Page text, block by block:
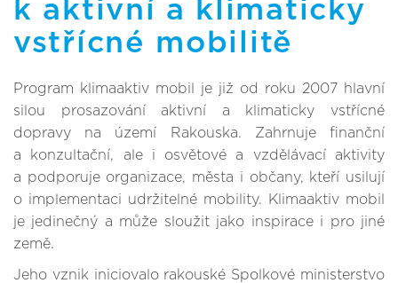
k aktivní a klimaticky
vstřícné mobilitě
Program klimaaktiv mobil je již od roku 2007 hlavní
silou prosazování aktivní a klimaticky vstřícné
dopravy na území Rakouska. Zahrnuje finanční
a konzultační, ale i osvětové a vzdělávací aktivity
a podporuje organizace, města i občany, kteří usilují
o implementaci udržitelné mobility. Klimaaktiv mobil
je jedinečný a může sloužit jako inspirace i pro jiné
země.
Jeho vznik iniciovalo rakouské Spolkové ministerstvo